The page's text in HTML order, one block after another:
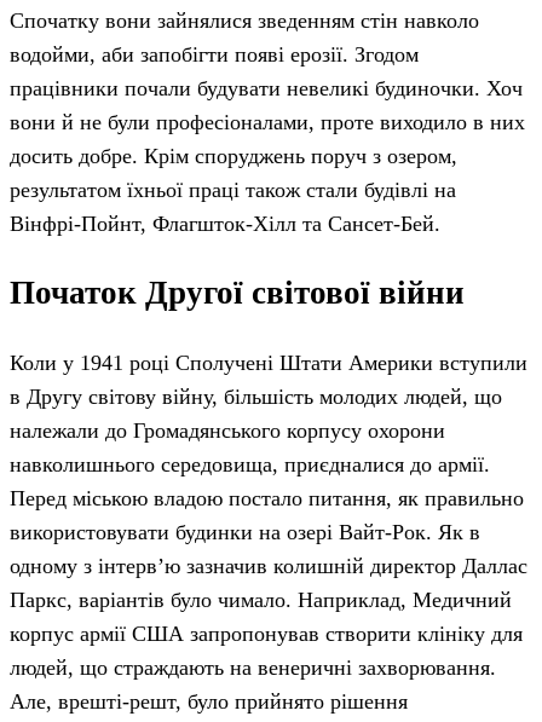
Спочатку вони зайнялися зведенням стін навколо
водойми, аби запобігти появі ерозії. Згодом
працівники почали будувати невеликі будиночки. Хоч
вони й не були професіоналами, проте виходило в них
досить добре. Крім споруджень поруч з озером,
результатом їхньої праці також стали будівлі на
Вінфрі-Пойнт, Флагшток-Хілл та Сансет-Бей.
Початок Другої світової війни
Коли у 1941 році Сполучені Штати Америки вступили
в Другу світову війну, більшість молодих людей, що
належали до Громадянського корпусу охорони
навколишнього середовища, приєдналися до армії.
Перед міською владою постало питання, як правильно
використовувати будинки на озері Вайт-Рок. Як в
одному з інтерв’ю зазначив колишній директор Даллас
Паркс, варіантів було чимало. Наприклад, Медичний
корпус армії США запропонував створити клініку для
людей, що страждають на венеричні захворювання.
Але, врешті-решт, було прийнято рішення